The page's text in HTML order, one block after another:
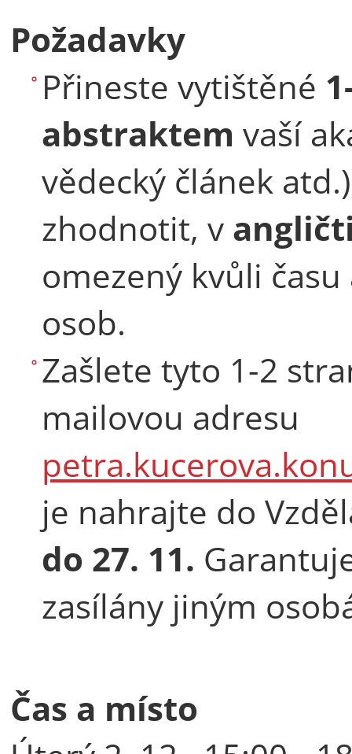
Požadavky
Přineste vytištěné
abstraktem vaší
vědecký článek
zhodnotit, v
omezený kvůli
osob.
Zašlete tyto 1-2
mailovou adresu
je nahrajte do
do 27. 11.
zasílány jiným
Čas a místo